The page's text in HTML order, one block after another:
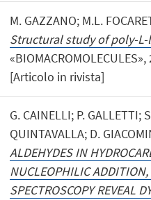
M. GAZZANO; M.L.
Structural study of poly-
[Articolo in rivista]
G. CAINELLI; P. GALLETTI;
QUINTAVALLA; D.
ALDEHYDES IN
NUCLEOPHILIC
SPECTROSCOPY REVEAL